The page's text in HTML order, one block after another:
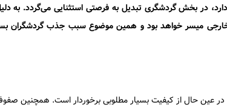
در بخش گردشگری تبدیل به فرصتی استثنایی می‌گردد. به
خارجی میسر خواهد بود و همین موضوع سبب جذب گردشگران
عین حال از کیفیت بسیار مطلوبی برخوردار است. همچنین